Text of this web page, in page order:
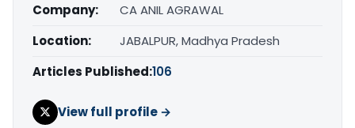
Company:
CA ANIL AGRAWAL
Location:
JABALPUR, Madhya Pradesh
Articles Published:106
View full profile →